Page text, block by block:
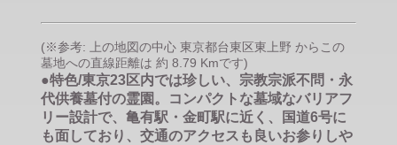
(※参考: 上の地図の中心 東京都台東区東上野 からこの
墓地への直線距離は 約 8.79 Kmです)
●特色/東京23区内では珍しい、宗教宗派不問・永
代供養墓付の霊園。コンパクトな墓域なバリアフ
リー設計で、亀有駅・金町駅に近く、国道6号に
も面しており、交通のアクセスも良いお参りしや